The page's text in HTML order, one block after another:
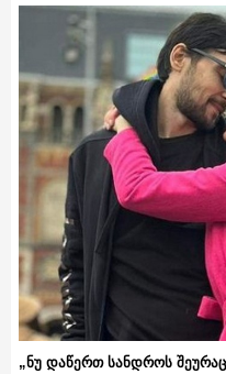
„ნუ დაწერთ სანდროს